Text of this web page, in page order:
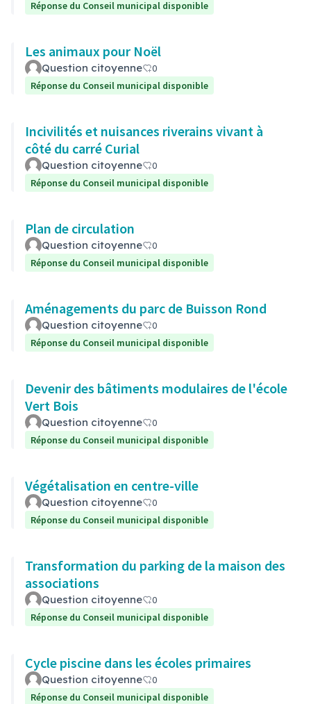
Réponse du Conseil municipal disponible
Les animaux pour Noël
Question citoyenne
0
Réponse du Conseil municipal disponible
Incivilités et nuisances riverains vivant à
côté du carré Curial
Question citoyenne
0
Réponse du Conseil municipal disponible
Plan de circulation
Question citoyenne
0
Réponse du Conseil municipal disponible
Aménagements du parc de Buisson Rond
Question citoyenne
0
Réponse du Conseil municipal disponible
Devenir des bâtiments modulaires de l'école
Vert Bois
Question citoyenne
0
Réponse du Conseil municipal disponible
Végétalisation en centre-ville
Question citoyenne
0
Réponse du Conseil municipal disponible
Transformation du parking de la maison des
associations
Question citoyenne
0
Réponse du Conseil municipal disponible
Cycle piscine dans les écoles primaires
Question citoyenne
0
Réponse du Conseil municipal disponible